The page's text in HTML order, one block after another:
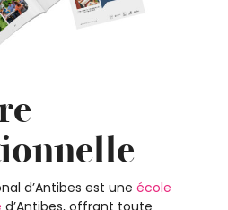
d’Antibes est une école